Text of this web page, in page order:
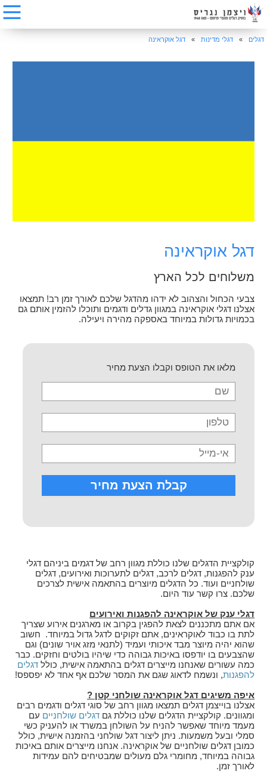
דגלים » דגלי מדינות » דגל אוקראינה
דגל אוקראינה
משלוחים לכל הארץ
צבעי הכחול והצהוב לא ידהו מהדגל שלכם לאורך זמן רב! תמצאו
אצלנו דגלי אוקראינה במגוון גדלים ודגמים ותוכלו להזמין אותם גם
בכמויות גדולות במיוחד באספקה מהירה ויעילה.
מלאו את הטופס וקבלו הצעת מחיר
קולקציית הדגלים שלנו כוללת מגוון רחב של דגמים ביניהם דגלי
ענק להפגנות, דגלים לרכב, דגלים לתערוכות ואירועים, דגלים
שולחניים ועוד. כל הדגלים מיוצרים בהתאמה אישית לצרכים
שלכם. צרו קשר עוד היום.
דגלי ענק של אוקראינה להפגנות ואירועים
אם אתם מתכננים לצאת להפגין בקרוב או מארגנים אירוע שצריך
לתת בו כבוד לאוקראינים, אתם זקוקים לדגל גדול במיוחד. חשוב
שהוא יהיה מיוצר מבד איכותי ועמיד (לתנאי מזג אויר שונים) וגם
שהצבעים בו יודפסו באיכות גבוהה כדי שיהיו בולטים וחזקים. כבר
כמה עשורים שאנחנו מייצרים דגלים בהתאמה אישית, כולל דגלים
להפגנות, ונשמח לדאוג שגם את המסר שלכם אף אחד לא יפספס!
איפה משיגים דגל אוקראינה שולחני קטן ?
אצלנו בוייצמן דגלים תמצאו מגוון רחב של סוגי דגלים ודגמים רבים
ומגוונים. קולקציית הדגלים שלנו כוללת גם דגלים שולחניים עם
מעמד מיוחד שאפשר להניח על השולחן במשרד או להעניק כשי
סמלי ובעל משמעות. ניתן ליצור דגל שולחני בהזמנה אישית, כולל
כמובן דגלים שולחניים של אוקראינה. אנחנו מייצרים אותם באיכות
גבוהה במיוחד, מחומרי גלם מעולים שמבטיחים להם עמידות
לאורך זמן.